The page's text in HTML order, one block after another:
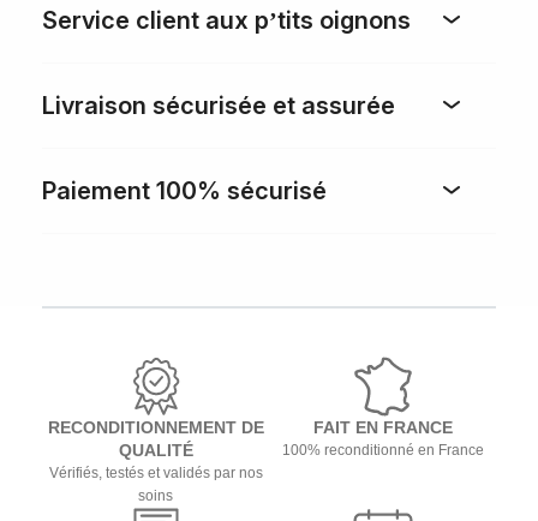
Service client aux p’tits oignons
Livraison sécurisée et assurée
Paiement 100% sécurisé
RECONDITIONNEMENT DE
QUALITÉ
Vérifiés, testés et validés par nos
soins
FAIT EN FRANCE
100% reconditionné en France